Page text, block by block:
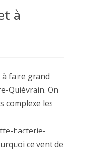
à
à faire grand
Quiévrain. On
complexe les
bacterie-
ce vent de